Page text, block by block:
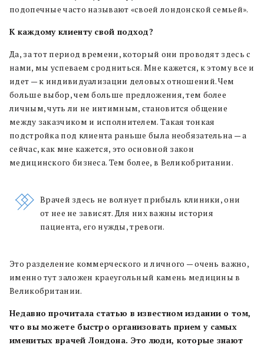
подопечные часто называют «своей лондонской семьей».
К каждому клиенту свой подход?
Да, за тот период времени, который они проводят здесь с
нами, мы успеваем сродниться. Мне кажется, к этому все и
идет — к индивидуализации деловых отношений. Чем
больше выбор, чем больше предложения, тем более
личным, чуть ли не интимным, становится общение
между заказчиком и исполнителем. Такая тонкая
подстройка под клиента раньше была необязательна — а
сейчас, как мне кажется, это основной закон
медицинского бизнеса. Тем более, в Великобритании.
Врачей здесь не волнует прибыль клиники, они
от нее не зависят. Для них важны история
пациента, его нужды, тревоги.
Это разделение коммерческого и личного — очень важно,
именно тут заложен краеугольный камень медицины в
Великобритании.
Недавно прочитала статью в известном издании о том,
что вы можете быстро организовать прием у самых
именитых врачей Лондона. Это люди, которые знают